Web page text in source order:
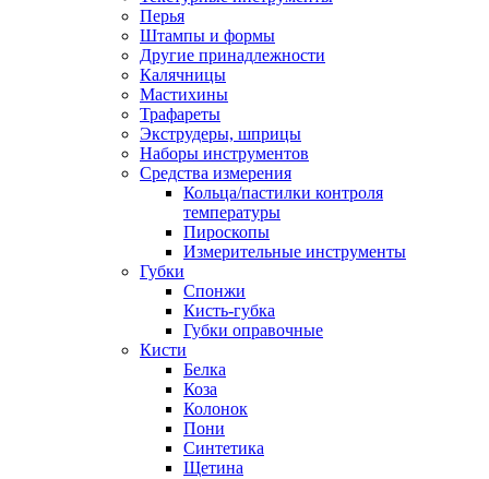
Перья
Штампы и формы
Другие принадлежности
Калячницы
Мастихины
Трафареты
Экструдеры, шприцы
Наборы инструментов
Средства измерения
Кольца/пастилки контроля
температуры
Пироскопы
Измерительные инструменты
Губки
Спонжи
Кисть-губка
Губки оправочные
Кисти
Белка
Коза
Колонок
Пони
Синтетика
Щетина